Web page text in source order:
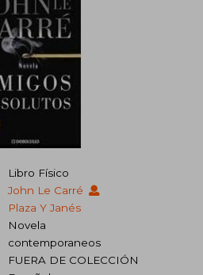
Libro Físico
John Le Carré
Plaza Y Janés
Novela
contemporaneos
FUERA DE COLECCIÓN